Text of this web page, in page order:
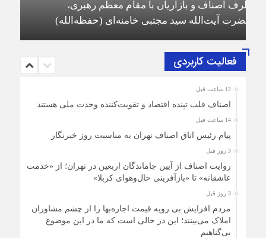
اتحاد و همدلی رمز پیروزی و عبور از موانع است/
اتاق اصناف تهران تمام ظرفیت خود را برای
کاهش آلام هموطنان و حفظ ثبات اقتصادی به کار
خواهد گرفت
فعالیت کاربردی
12 ساعت قبل
اصناف قلب تپنده اقتصاد و تقویت‌کننده وحدت ملی هستند
14 ساعت قبل
پیام رئیس اتاق اصناف تهران به مناسبت روز خبرنگار
3 روز قبل
روایت اصناف از آیین جاماندگان اربعین در تهران؛ از «خدمت
عاشقانه» تا «بازآفرینی حال‌وهوای کربلا»
3 روز قبل
مردم افزایش بی رویه قیمت اجاره‌بها را از چشم مشاوران
املاک می‌بینند؛ این در حالی است که ما در این موضوع
بی‌گناهیم